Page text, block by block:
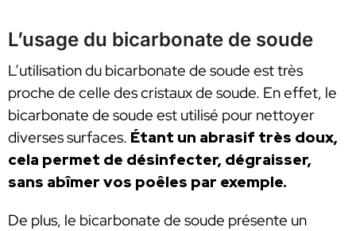
L’usage du bicarbonate de soude
L’utilisation du bicarbonate de soude est très
proche de celle des cristaux de soude. En effet, le
bicarbonate de soude est utilisé pour nettoyer
diverses surfaces. Étant un abrasif très doux,
cela permet de désinfecter, dégraisser,
sans abîmer vos poêles par exemple.
De plus, le bicarbonate de soude présente un